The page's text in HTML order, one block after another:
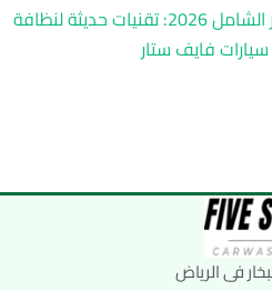
دليل غسيل السيارات بالبخار الشامل 2026: تقنيات حديثة لنظافة
فايف ستار
فى الرياض